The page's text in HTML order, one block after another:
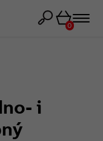
Košík
0
i